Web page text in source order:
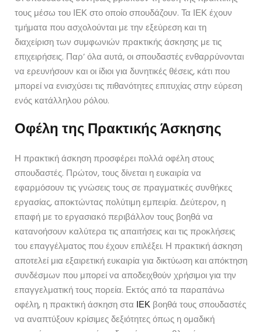
τους μέσω του ΙΕΚ στο οποίο σπουδάζουν. Τα ΙΕΚ έχουν
τμήματα που ασχολούνται με την εξεύρεση και τη
διαχείριση των συμφωνιών πρακτικής άσκησης με τις
επιχειρήσεις. Παρ’ όλα αυτά, οι σπουδαστές ενθαρρύνονται
να ερευνήσουν και οι ίδιοι για δυνητικές θέσεις, κάτι που
μπορεί να ενισχύσει τις πιθανότητες επιτυχίας στην εύρεση
ενός κατάλληλου ρόλου.
Οφέλη της Πρακτικής Άσκησης
Η πρακτική άσκηση προσφέρει πολλά οφέλη στους
σπουδαστές. Πρώτον, τους δίνεται η ευκαιρία να
εφαρμόσουν τις γνώσεις τους σε πραγματικές συνθήκες
εργασίας, αποκτώντας πολύτιμη εμπειρία. Δεύτερον, η
επαφή με το εργασιακό περιβάλλον τους βοηθά να
κατανοήσουν καλύτερα τις απαιτήσεις και τις προκλήσεις
του επαγγέλματος που έχουν επιλέξει. Η πρακτική άσκηση
αποτελεί μια εξαιρετική ευκαιρία για δικτύωση και απόκτηση
συνδέσμων που μπορεί να αποδειχθούν χρήσιμοι για την
επαγγελματική τους πορεία. Εκτός από τα παραπάνω
οφέλη, η πρακτική άσκηση στα ΙΕΚ βοηθά τους σπουδαστές
να αναπτύξουν κρίσιμες δεξιότητες όπως η ομαδική